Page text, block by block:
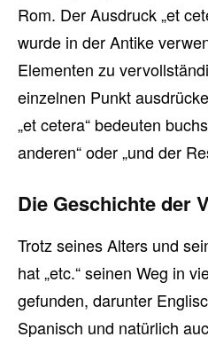
Rom. Der Ausdruck „et
wurde in der Antike
Elementen zu
einzelnen Punkt
„et cetera“ bedeuten
anderen“ oder „und der
Die Geschichte der
Trotz seines Alters und
hat „etc.“ seinen Weg in
gefunden, darunter
Spanisch und natürlich